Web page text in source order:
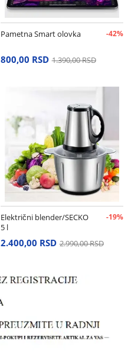
Pametna Smart olovka -42%
800,00 RSD 1.390,00 RSD
Električni blender/SECKO
5 l
-19%
2.400,00 RSD 2.990,00 RSD